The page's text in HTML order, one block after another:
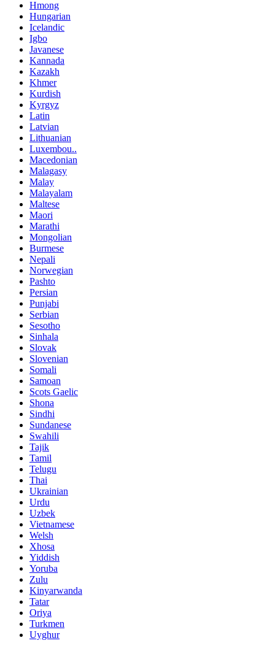
Hmong
Hungarian
Icelandic
Igbo
Javanese
Kannada
Kazakh
Khmer
Kurdish
Kyrgyz
Latin
Latvian
Lithuanian
Luxembou..
Macedonian
Malagasy
Malay
Malayalam
Maltese
Maori
Marathi
Mongolian
Burmese
Nepali
Norwegian
Pashto
Persian
Punjabi
Serbian
Sesotho
Sinhala
Slovak
Slovenian
Somali
Samoan
Scots Gaelic
Shona
Sindhi
Sundanese
Swahili
Tajik
Tamil
Telugu
Thai
Ukrainian
Urdu
Uzbek
Vietnamese
Welsh
Xhosa
Yiddish
Yoruba
Zulu
Kinyarwanda
Tatar
Oriya
Turkmen
Uyghur